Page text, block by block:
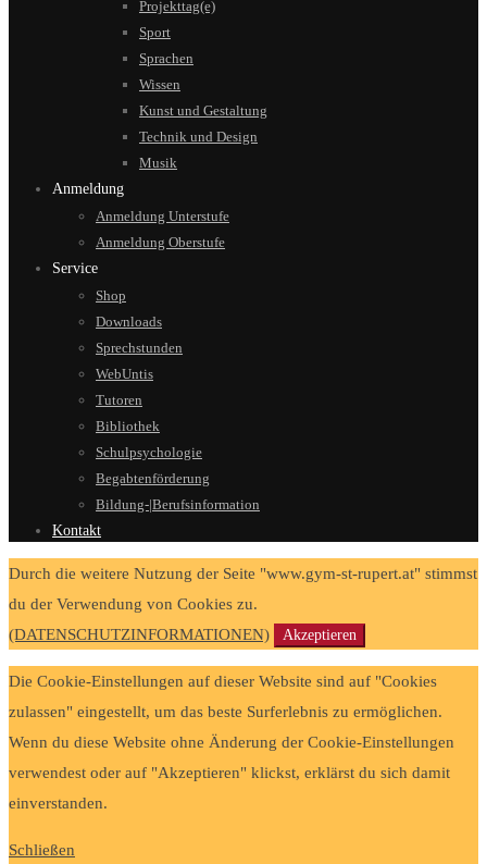
Projekttag(e)
Sport
Sprachen
Wissen
Kunst und Gestaltung
Technik und Design
Musik
Anmeldung
Anmeldung Unterstufe
Anmeldung Oberstufe
Service
Shop
Downloads
Sprechstunden
WebUntis
Tutoren
Bibliothek
Schulpsychologie
Begabtenförderung
Bildung-|Berufsinformation
Kontakt
Durch die weitere Nutzung der Seite "www.gym-st-rupert.at" stimmst
du der Verwendung von Cookies zu.
(DATENSCHUTZINFORMATIONEN)
Akzeptieren
Die Cookie-Einstellungen auf dieser Website sind auf "Cookies
zulassen" eingestellt, um das beste Surferlebnis zu ermöglichen.
Wenn du diese Website ohne Änderung der Cookie-Einstellungen
verwendest oder auf "Akzeptieren" klickst, erklärst du sich damit
einverstanden.
Schließen